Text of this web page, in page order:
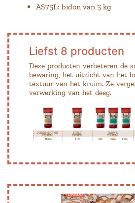
AS75L: bidon van 5 kg
Liefst 8 producten
Deze producten verbeteren de
bewaring, het uitzicht van het
textuur van het kruim. Ze
verwerking van het deeg.